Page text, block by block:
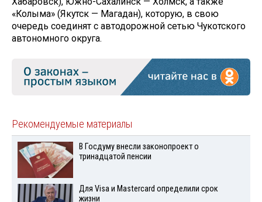
«Колыма» (Якутск — Магадан), которую, в свою
очередь соединят с автодорожной сетью Чукотского
автономного округа.
Рекомендуемые материалы
В Госдуму внесли законопроект о
тринадцатой пенсии
Для Visа и Mastercard определили срок
жизни